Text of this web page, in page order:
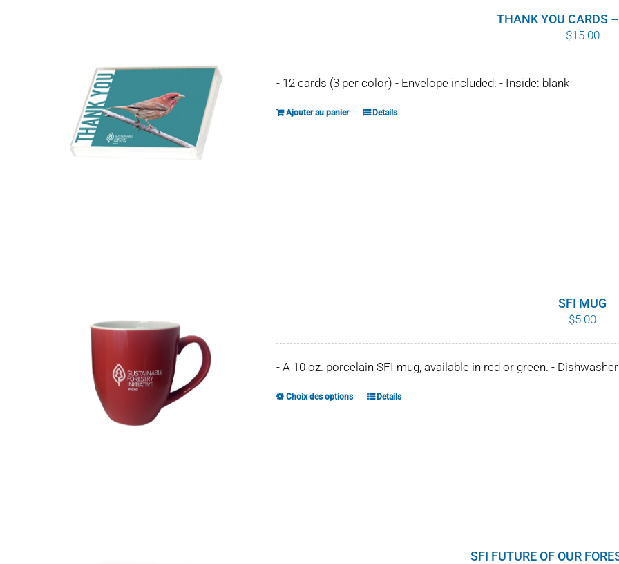
THANK YOU CARDS
$15.00
- 12 cards (3 per color) - Envelope included. - Inside: blank
Ajouter au panier Details
SFI MUG
$5.00
- A 10 oz. porcelain SFI mug, available in red or green. -
Choix des options
CeDetails
SFI FUTURE OF OUR